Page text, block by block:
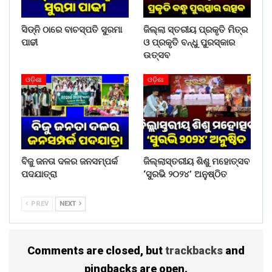
ସମସ୍ତଙ୍କୁ ସ୍ତବ୍ଧ କରିଦେଇଛି । ଖାଲି ସେତିକି ନୁହେଁ
କୁହାଯାଉଛି । ସେ ଏବେ ଗୁରୁତର ଅବସ୍ଥାରେ ଚିକିତ୍ସାଧୀନ ଥିବା
ତାଙ୍କ ପରିବାର ପକ୍ଷରୁ ସୂଚନା ମିଳିଛି । ତେବେ ଚୋରି ଯାଇଥିବା ୨
ପନôୀଙ୍କ ପାଖରେ ଥିବା ପରବର୍ତ୍ତୀ ସମୟରେ ଜଣାପଡ଼ିଛି ।
ପଟ୍ଟାମୁଣ୍ଡାଇ ପୁଲିସ ସୋସିଆଲ ମିଡିଆରେ ଭାଇରାଲ ହୋଇଥିବା
ଭିଡିଓ ସଂପର୍କରେ ଅବଗତ ହେବା ପରେ ନିଜ ଆଡୁ ଖୋଳତାଡ଼ ଆରମ୍ଭ
କରିଥିବା ସୂଚନା ମିଳିଛି ।
Share on:
WhatsApp
ସିଡ୍‌ନି ଠାରେ ବାଚସ୍ପତି ସୁରମା
ପାଢୀ
ଜିଲ୍ଲା ସ୍ତରୀୟ ପ୍ରକୃତି ମିତ୍ର
ଓ ପ୍ରକୃତି ବନ୍ଧୁ ପୁରସ୍କାର
ଉତ୍ସବ
ଓଡ଼ିଶା
ବିଜୁ ଜନତା ଦଳର ଜନସମ୍ପର୍କ
ପଦଯାତ୍ରା
ଓଡ଼ିଶା
ଜିଲ୍ଲାସ୍ତରୀୟ ଶିଶୁ ମହୋତ୍ସବ
‘ସୁରଭି ୨୦୨୪’ ଅନୁଷ୍ଠିତ
PREV NEXT
Comments are closed, buttrackbacks and
pingbacks are open.